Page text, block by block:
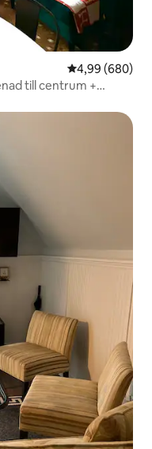
4,99 av 5 i
4,99 (680)
till centrum +